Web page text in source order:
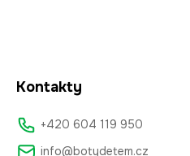
Kontakty
+420 604 119 950
info@botydetem.cz